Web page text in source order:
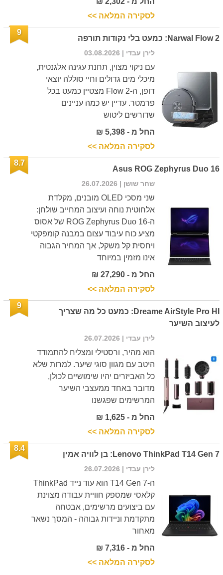
לסקירה המלאה >>
Narwal Flow 2: כמעט בלי נקודות תורפה
9
לירן עבדי | 03.08.2026
עם ניקוי מצוין, תחנת עגינה אלגנטית,
מיכלי מים גדולים וחיי סוללה יוצאי
דופן, ה-Flow 2 מצטיין כמעט בכל
פרמטר. עדיין יש כמה עניינים
שדורשים ליטוש
החל מ - 5,398 ₪
לסקירה המלאה >>
Asus ROG Zephyrus Duo 16
8.7
שחר שושן | 26.07.2026
שני מסכי OLED מובנים, מקלדת
אלחוטית נוחה ועיצוב המחייב שולחן:
ה-ROG Zephyrus Duo 16 של אסוס
מציע כוח עיבוד עצום במבנה קומפקטי
ויחסית קל משקל, אך המחיר הגבוה
אינו מזמין במיוחד
החל מ - 27,290 ₪
לסקירה המלאה >>
Dreame AirStyle Pro HI: כמעט כל מה שצריך
לעיצוב השיער
9
לירן עבדי | 26.07.2026
הוא מהיר, ורסטילי ומצליח להתמודד
היטב עם מגוון סוגי שיער. למרות שלא
כל האביזרים יהיו שימושיים לכולן,
מדובר באחד ממעצבי השיער
המרשימים שפגשנו
החל מ - 1,625 ₪
לסקירה המלאה >>
Lenovo ThinkPad T14 Gen 7: בן לוויה אמין
8.4
לירן עבדי | 26.07.2026
ה-T14 Gen 7 הוא עוד נייד ThinkPad
קלאסי שמספק חוויית עבודה מצוינת
עם ביצועים מרשימים, אבטחה
מתקדמת וניידות גבוהה - המסך נשאר
מאחור
החל מ - 7,316 ₪
לסקירה המלאה >>